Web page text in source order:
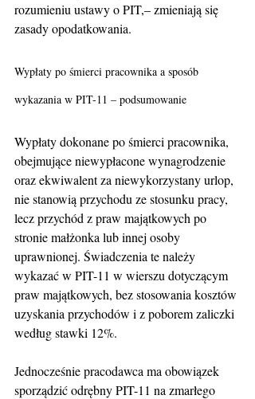
rozumieniu ustawy o PIT,– zmieniają się
zasady opodatkowania.
Wypłaty po śmierci pracownika a sposób
wykazania w PIT-11 – podsumowanie
Wypłaty dokonane po śmierci pracownika,
obejmujące niewypłacone wynagrodzenie
oraz ekwiwalent za niewykorzystany urlop,
nie stanowią przychodu ze stosunku pracy,
lecz przychód z praw majątkowych po
stronie małżonka lub innej osoby
uprawnionej. Świadczenia te należy
wykazać w PIT-11 w wierszu dotyczącym
praw majątkowych, bez stosowania kosztów
uzyskania przychodów i z poborem zaliczki
według stawki 12%.
Jednocześnie pracodawca ma obowiązek
sporządzić odrębny PIT-11 na zmarłego